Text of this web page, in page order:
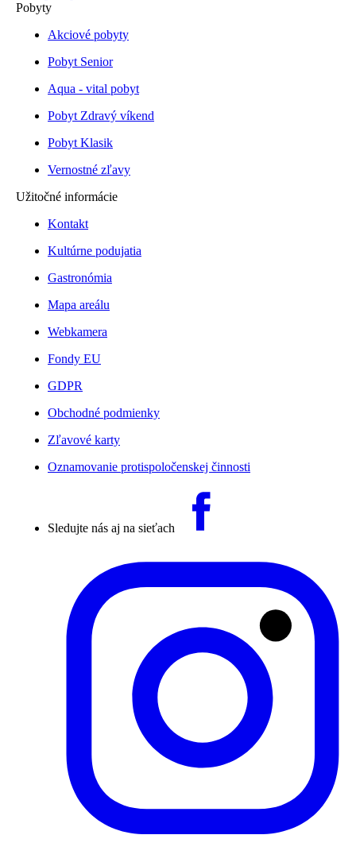
Pobyty
Akciové pobyty
Pobyt Senior
Aqua - vital pobyt
Pobyt Zdravý víkend
Pobyt Klasik
Vernostné zľavy
Užitočné informácie
Kontakt
Kultúrne podujatia
Gastronómia
Mapa areálu
Webkamera
Fondy EU
GDPR
Obchodné podmienky
Zľavové karty
Oznamovanie protispoločenskej činnosti
Sledujte nás aj na sieťach